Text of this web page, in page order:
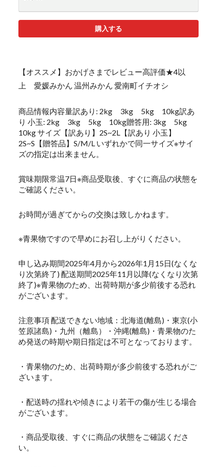
購入する
【オススメ】おかげさまでレビュー高評価★4以
上 愛媛みかん 温州みかん 愛南町イチオシ
商品情報内容量訳あり: 2kg 3kg 5kg 10kg訳あ
り 小玉: 2kg 3kg 5kg 10kg贈答用: 3kg 5kg
10kg サイズ【訳あり】2S~2L【訳あり 小玉】
2S~S【贈答品】S/M/L いずれかで同一サイズ※サイ
ズの指定は出来ません。
賞味期限常温7日※商品受取後、すぐに商品の状態を
ご確認ください。
お時間が過ぎてからの交換は致しかねます。
※青果物ですので早めにお召し上がりください。
申し込み期間2025年4月から2026年1月15日(なくな
り次第終了) 配送期間2025年11月以降(なくなり次第
終了)※青果物のため、出荷時期が多少前後する恐れ
がございます。
注意事項 配送できない地域：北海道(離島)・東京(小
笠原諸島)・九州（離島）・沖縄(離島)・青果物のた
め発送の時期や期日指定は不可となっております。
・青果物のため、出荷時期が多少前後する恐れがご
ざいます。
・配送時の揺れや傾きにより若干の傷が生じる場合
がございます。
・商品受取後、すぐに商品の状態をご確認くださ
い。